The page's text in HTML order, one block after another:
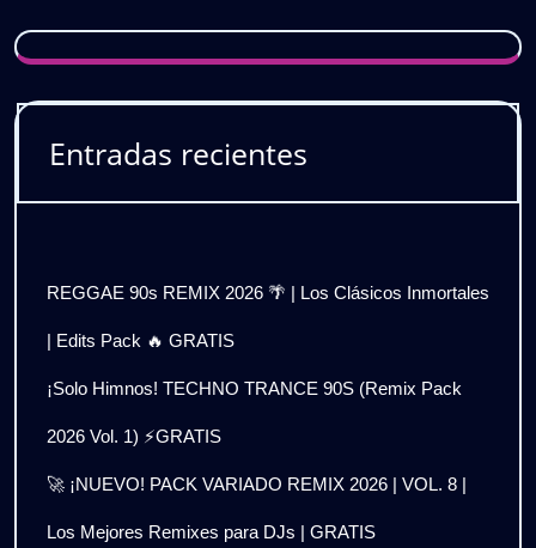
Entradas recientes
REGGAE 90s REMIX 2026 🌴 | Los Clásicos Inmortales
| Edits Pack 🔥 GRATIS
¡Solo Himnos! TECHNO TRANCE 90S (Remix Pack
2026 Vol. 1) ⚡GRATIS
🚀 ¡NUEVO! PACK VARIADO REMIX 2026 | VOL. 8 |
Los Mejores Remixes para DJs | GRATIS